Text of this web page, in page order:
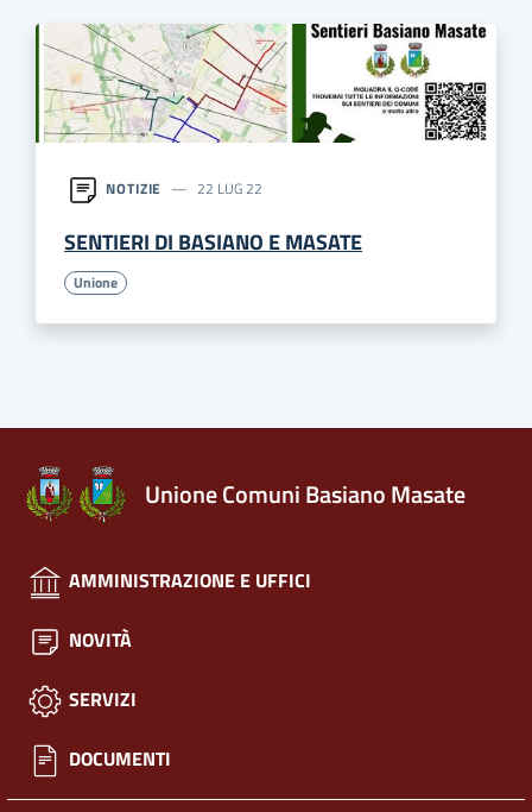
NOTIZIE 22 LUG 22
SENTIERI DI BASIANO E MASATE
Unione
Unione Comuni Basiano Masate
AMMINISTRAZIONE E UFFICI
NOVITÀ
SERVIZI
DOCUMENTI